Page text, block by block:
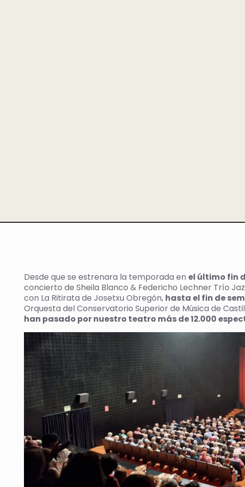
Desde que se estrenara la temporada en el último fin
concierto de Sheila Blanco & Federicho Lechner Trío
con La Ritirata de Josetxu Obregón, hasta el fin de
Orquesta del Conservatorio Superior de Música de
han pasado por nuestro teatro más de 12.000